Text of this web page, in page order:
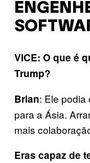
VICE: O que é
Trump?
Brian: Ele podia
para a Ásia.
mais
Eras capaz de